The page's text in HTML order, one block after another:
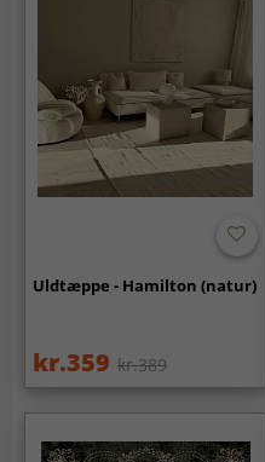
Uldtæppe - Hamilton (natur)
kr.359 kr.389